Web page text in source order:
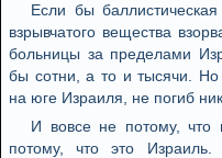
Если бы
взрывчатого вещества
больницы за пределами
бы сотни, а то и тысячи.
на юге Израиля, не погиб
И вовсе не потому, что
потому, что это